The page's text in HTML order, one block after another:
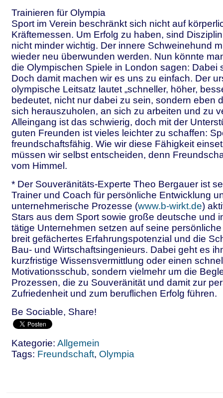
Trainieren für Olympia
Sport im Verein beschränkt sich nicht auf
Kräftemessen. Um Erfolg zu haben, sind
nicht minder wichtig. Der innere Schweinehund
wieder neu überwunden werden. Nun könnte
die Olympischen Spiele in London sagen: Dabei
Doch damit machen wir es uns zu einfach. Der
olympische Leitsatz lautet „schneller, höher,
bedeutet, nicht nur dabei zu sein, sondern eben
sich herauszuholen, an sich zu arbeiten und zu
Alleingang ist das schwierig, doch mit der
guten Freunden ist vieles leichter zu schaffen:
freundschaftsfähig. Wie wir diese Fähigkeit
müssen wir selbst entscheiden, denn
vom Himmel.
* Der Souveränitäts-Experte Theo Bergauer ist
Trainer und Coach für persönliche Entwicklung
unternehmerische Prozesse (www.b-wirkt.de)
Stars aus dem Sport sowie große deutsche und
tätige Unternehmen setzen auf seine
breit gefächertes Erfahrungspotenzial und die
Bau- und Wirtschaftsingenieurs. Dabei geht es
kurzfristige Wissensvermittlung oder einen
Motivationsschub, sondern vielmehr um die
Prozessen, die zu Souveränität und damit zur
Zufriedenheit und zum beruflichen Erfolg führen.
Be Sociable, Share!
Kategorie: Allgemein
Tags: Freundschaft, Olympia